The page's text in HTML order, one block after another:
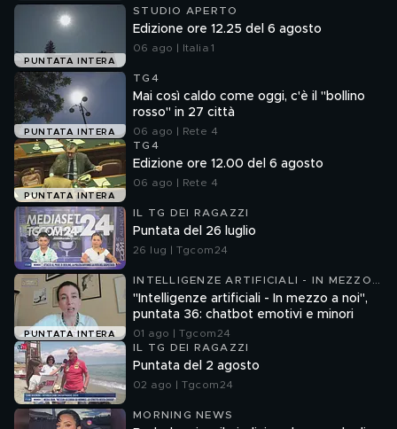
PUNTATA INTERA
STUDIO APERTO
Edizione ore 12.25 del 6 agosto
06 ago | Italia 1
PUNTATA INTERA
TG4
Mai così caldo come oggi, c'è il "bollino
rosso" in 27 città
06 ago | Rete 4
PUNTATA INTERA
TG4
Edizione ore 12.00 del 6 agosto
06 ago | Rete 4
IL TG DEI RAGAZZI
Puntata del 26 luglio
26 lug | Tgcom24
PUNTATA INTERA
INTELLIGENZE ARTIFICIALI - IN MEZZO
A NOI
"Intelligenze artificiali - In mezzo a noi",
puntata 36: chatbot emotivi e minori
01 ago | Tgcom24
IL TG DEI RAGAZZI
Puntata del 2 agosto
02 ago | Tgcom24
MORNING NEWS